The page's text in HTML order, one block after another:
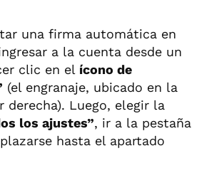
una firma automática en
a la cuenta desde un
clic en el ícono de
(el engranaje, ubicado en la
derecha). Luego, elegir la
los ajustes”, ir a la pestaña
hasta el apartado